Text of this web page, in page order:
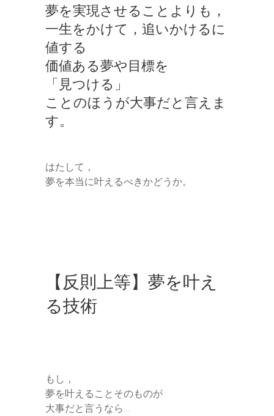
夢を実現させることよりも，
一生をかけて，追いかけるに
値する
価値ある夢や目標を
「見つける」
ことのほうが大事だと言えま
す。
はたして，
夢を本当に叶えるべきかどうか。
【反則上等】夢を叶え
る技術
もし，
夢を叶えることそのものが
大事だと言うなら…